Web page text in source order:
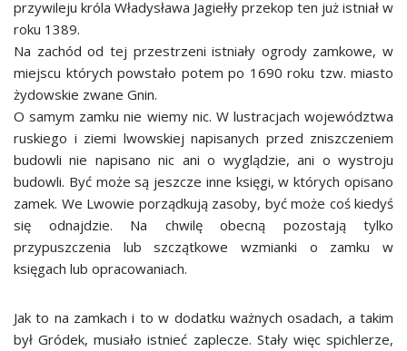
przywileju króla Władysława Jagiełły przekop ten już istniał w
roku 1389.
Na zachód od tej przestrzeni istniały ogrody zamkowe, w
miejscu których powstało potem po 1690 roku tzw. miasto
żydowskie zwane Gnin.
O samym zamku nie wiemy nic. W lustracjach województwa
ruskiego i ziemi lwowskiej napisanych przed zniszczeniem
budowli nie napisano nic ani o wyglądzie, ani o wystroju
budowli. Być może są jeszcze inne księgi, w których opisano
zamek. We Lwowie porządkują zasoby, być może coś kiedyś
się odnajdzie. Na chwilę obecną pozostają tylko
przypuszczenia lub szczątkowe wzmianki o zamku w
księgach lub opracowaniach.
Jak to na zamkach i to w dodatku ważnych osadach, a takim
był Gródek, musiało istnieć zaplecze. Stały więc spichlerze,